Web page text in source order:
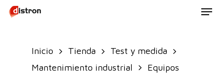
Skip
Inicio Tienda
Test y medida
Mantenimiento industrial
Equipos